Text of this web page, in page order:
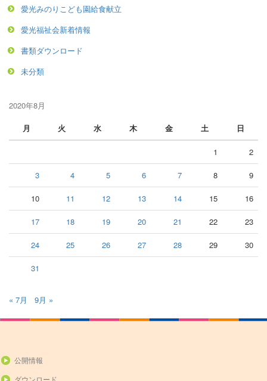
愛光みのりこども園給食献立
愛光福祉会新着情報
書類ダウンロード
未分類
2020年8月
月
火 水 木 金 土 日
1 2
3 4 5 6 7 8 9
10 11 12 13 14 15 16
17 18 19 20 21 22 23
24 25 26 27 28 29 30
31
« 7月 9月 »
公開情報
ダウンロード